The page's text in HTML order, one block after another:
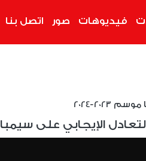
فيديوهات صور اتصل بنا
2023-2024
الإيجابي على سيمبا